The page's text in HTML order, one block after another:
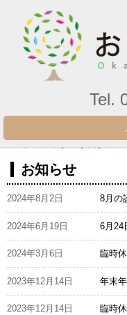
Tel.
お知らせ
2024年8月2日 8月の
2024年6月19日 6月
2024年3月6日 臨時
2023年12月14日 年末
2023年12月14日 臨時